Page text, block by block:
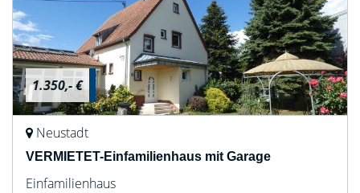
1.350,- €
Neustadt
VERMIETET-Einfamilienhaus mit Garage
Einfamilienhaus